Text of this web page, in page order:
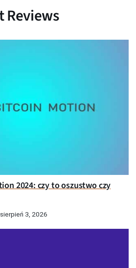
Reviews
2024: czy to oszustwo czy
sierpień 3, 2026